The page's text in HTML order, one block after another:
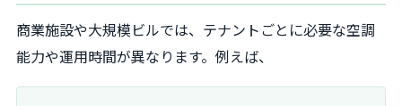
商業施設や大規模ビルでは、テナントごとに必要な空調
能力や運用時間が異なります。例えば、